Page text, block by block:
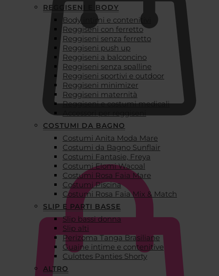
REGGISENI E BODY
Body intimi e contenitivi
Reggiseni con ferretto
Reggiseni senza ferretto
Reggiseni push up
Reggiseni a balconcino
Reggiseni senza spalline
Reggiseni sportivi e outdoor
Reggiseni minimizer
Reggiseni maternità
Reggiseni e costumi medicali
Accessori per reggiseni
COSTUMI DA BAGNO
Costumi Anita Moda Mare
Costumi da Bagno Sunflair
Costumi Fantasie, Freya
Costumi Elomi Wacoal
Costumi Rosa Faia Mare
Costumi Piscina
Costumi Rosa Faia Mix & Match
SLIP E PARTI BASSE
Slip bassi donna
Slip alti
Perizoma Tanga Brasiliane
Guaine intime e contenitive
Culottes Panties Shorty
ALTRO